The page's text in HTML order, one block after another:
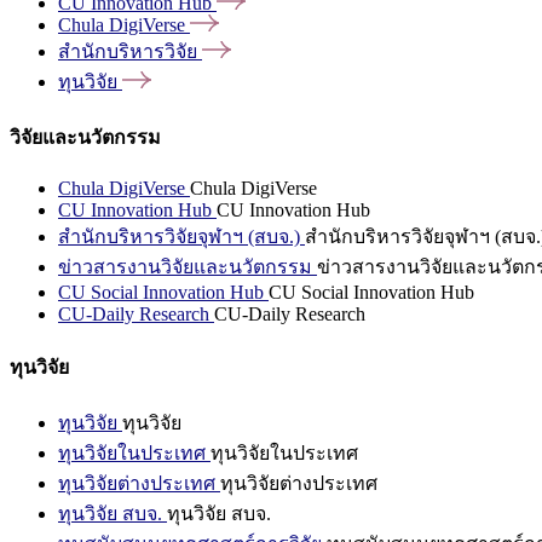
Chula DigiVerse
สำนักบริหารวิจัย
ทุนวิจัย
วิจัยและนวัตกรรม
Chula DigiVerse Chula DigiVerse
CU Innovation Hub CU Innovation Hub
สำนักบริหารวิจัยจุฬาฯ (สบจ.) สำนักบริหารวิจัยจุฬาฯ (สบจ
ข่าวสารงานวิจัยและนวัตกรรม ข่าวสารงานวิจัยและนวัตก
CU Social Innovation Hub CU Social Innovation Hub
CU-Daily Research CU-Daily Research
ทุนวิจัย
ทุนวิจัย ทุนวิจัย
ทุนวิจัยในประเทศ ทุนวิจัยในประเทศ
ทุนวิจัยต่างประเทศ ทุนวิจัยต่างประเทศ
ทุนวิจัย สบจ. ทุนวิจัย สบจ.